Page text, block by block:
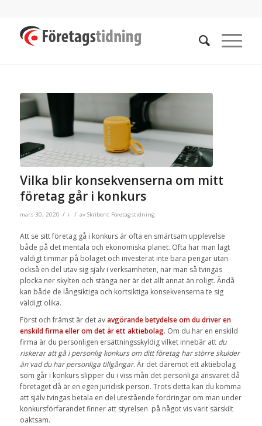
Vilka blir konsekvenserna om mitt
företag går i konkurs
mars 30, 2020 / i / av Skribent Företagstidning
Att se sitt företag gå i konkurs är ofta en smärtsam upplevelse
både på det mentala och ekonomiska planet. Ofta har man lagt
väldigt timmar på bolaget och investerat inte bara pengar utan
också en del utav sig själv i verksamheten, när man så tvingas
plocka ner skylten och stänga ner är det allt annat än roligt. Ändå
kan både de långsiktiga och kortsiktiga konsekvenserna te sig
väldigt olika.
Först och främst är det avavgörande betydelse om du driver en
enskild firma eller om det är ett aktiebolag. Om du har en enskild
firma är du personligen ersättningsskyldig vilket innebär att du
riskerar att gå i personlig konkurs om ditt företag har större skulder
än vad du har personliga tillgångar. Är det däremot ett aktiebolag
som går i konkurs slipper du i viss mån det personliga ansvaret då
företaget då är en egen juridisk person. Trots detta kan du komma
att själv tvingas betala en del utestående fordringar om man under
konkursförfarandet finner att styrelsen på något vis varit särskilt
oaktsam.